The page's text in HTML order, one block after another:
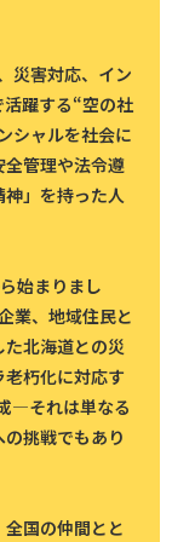
災害対応、イン
躍する“空の社
シャルを社会に
管理や法令遵
」を持った人
始まりまし
業、地域住民と
北海道との災
朽化に対応す
―それは単なる
挑戦でもあり
国の仲間とと